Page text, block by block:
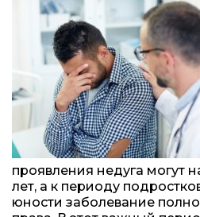
проявления недуга могут
лет, а к периоду
юности заболевание